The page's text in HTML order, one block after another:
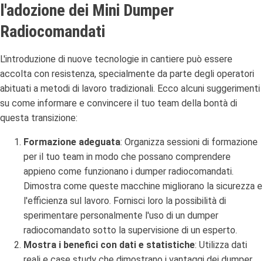
l'adozione dei Mini Dumper
Radiocomandati
L'introduzione di nuove tecnologie in cantiere può essere
accolta con resistenza, specialmente da parte degli operatori
abituati a metodi di lavoro tradizionali. Ecco alcuni suggerimenti
su come informare e convincere il tuo team della bontà di
questa transizione:
Formazione adeguata: Organizza sessioni di formazione
per il tuo team in modo che possano comprendere
appieno come funzionano i dumper radiocomandati.
Dimostra come queste macchine migliorano la sicurezza e
l'efficienza sul lavoro. Fornisci loro la possibilità di
sperimentare personalmente l'uso di un dumper
radiocomandato sotto la supervisione di un esperto.
Mostra i benefici con dati e statistiche: Utilizza dati